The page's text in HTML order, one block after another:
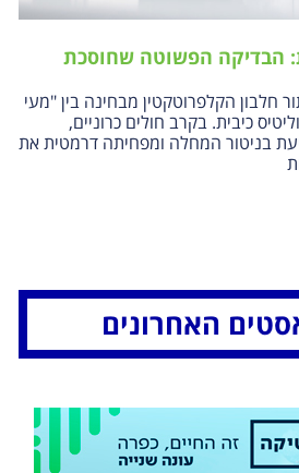
הבדיקה הפשוטה שחוסכת
חלבון הקלפרוטקטין מבחינה בין "מעי
כיבית. בקרב חולים כרוניים,
בניטור המחלה ומפחיתה דרמטית את
האחרונים